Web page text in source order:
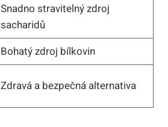
Snadno stravitelný zdroj
sacharidů
Bohatý zdroj bílkovin
Zdravá a bezpečná alternativa